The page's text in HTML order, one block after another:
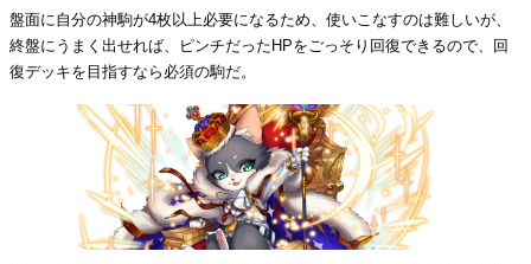
盤面に自分の神駒が4枚以上必要になるため、使いこなすのは難しいが、
終盤にうまく出せれば、ピンチだったHPをごっそり回復できるので、回
復デッキを目指すなら必須の駒だ。